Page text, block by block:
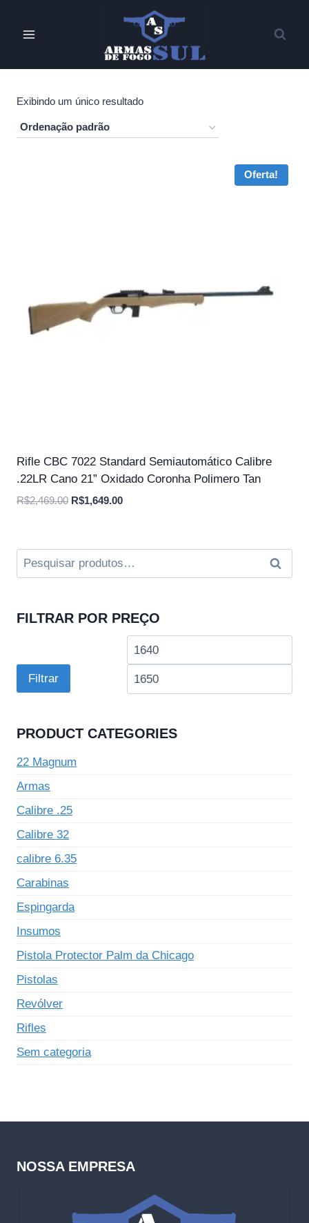
Exibindo um único resultado
Oferta!
Rifle CBC 7022 Standard Semiautomático Calibre
.22LR Cano 21” Oxidado Coronha Polimero Tan
R$2,469.00 O
era:
R$2,469.00.
R$1,649.00O
é:
R$1,649.00.
Pesquisar
por:
FILTRAR POR PREÇO
Preço
Filtrar
PRODUCT CATEGORIES
22 Magnum
Armas
Calibre .25
Calibre 32
calibre 6.35
Carabinas
Espingarda
Insumos
Pistola Protector Palm da Chicago
Pistolas
Revólver
Rifles
Sem categoria
NOSSA EMPRESA